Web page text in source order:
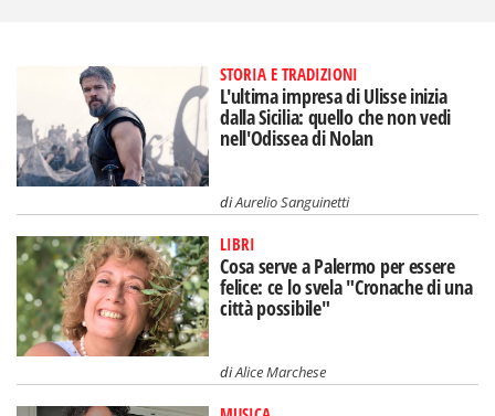
STORIA E TRADIZIONI
L'ultima impresa di Ulisse inizia
dalla Sicilia: quello che non vedi
nell'Odissea di Nolan
diAurelio Sanguinetti
LIBRI
Cosa serve a Palermo per essere
felice: ce lo svela "Cronache di una
città possibile"
diAlice Marchese